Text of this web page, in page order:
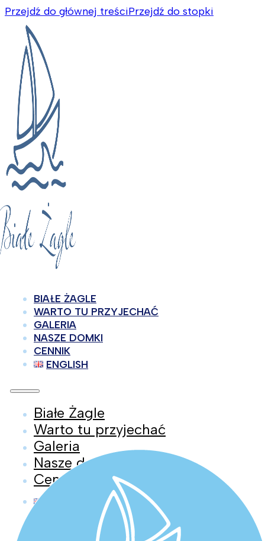
Przejdź do głównej treściPrzejdź do stopki
BIAŁE ŻAGLE
WARTO TU PRZYJECHAĆ
GALERIA
NASZE DOMKI
CENNIK
ENGLISH
Białe Żagle
Warto tu przyjechać
Galeria
Nasze domki
Cennik